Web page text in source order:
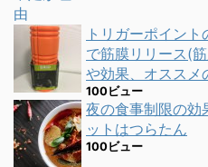
トリガーポイン
で筋膜リリース(
や効果、オススメ
100ビュー
夜の食事制限の効
ットはつらたん
100ビュー